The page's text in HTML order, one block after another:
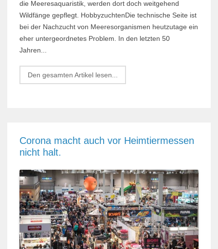
die Meeresaquaristik, werden dort doch weitgehend
Wildfänge gepflegt. HobbyzuchtenDie technische Seite ist
bei der Nachzucht von Meeresorganismen heut­zutage ein
eher untergeordnetes Problem. In den letzten 50
Jahren...
Den gesamten Artikel lesen...
Corona macht auch vor Heimtiermessen
nicht halt.